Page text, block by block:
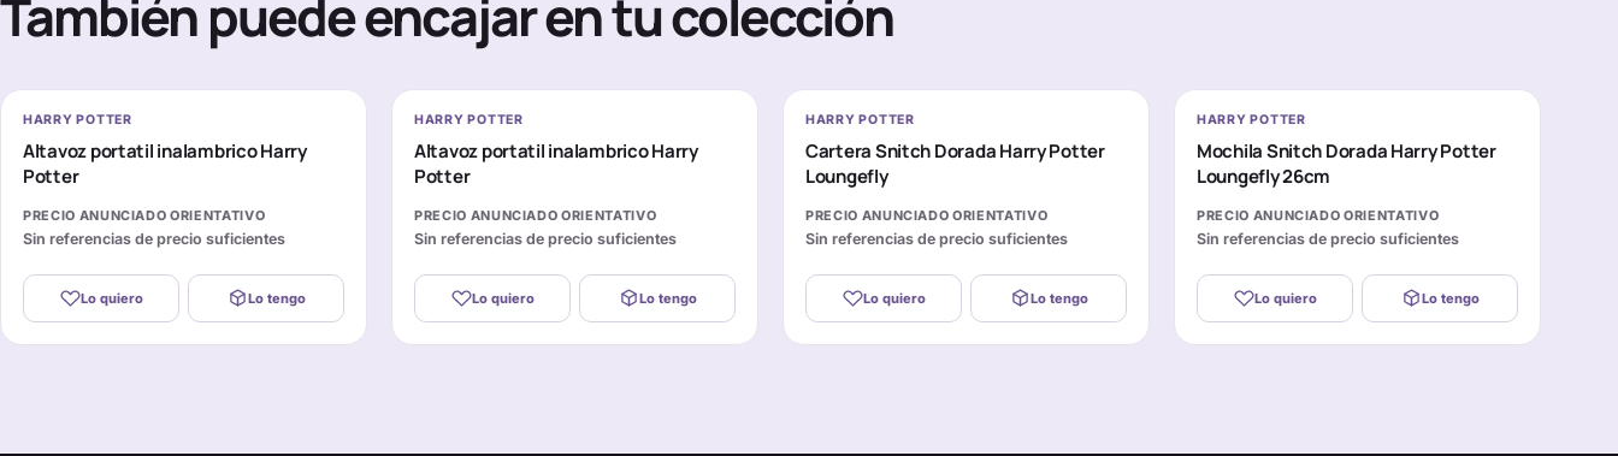
También puede encajar en tu colección
HARRY POTTER
Altavoz portatil inalambrico Harry
Potter
PRECIO ANUNCIADO ORIENTATIVO
Sin referencias de precio suficientes
Lo quiero Lo tengo
HARRY POTTER
Altavoz portatil inalambrico Harry
Potter
PRECIO ANUNCIADO ORIENTATIVO
Sin referencias de precio suficientes
Lo quiero Lo tengo
HARRY POTTER
Cartera Snitch Dorada Harry Potter
Loungefly
PRECIO ANUNCIADO ORIENTATIVO
Sin referencias de precio suficientes
Lo quiero Lo tengo
HARRY POTTER
Mochila Snitch Dorada Harry Potter
Loungefly 26cm
PRECIO ANUNCIADO ORIENTATIVO
Sin referencias de precio suficientes
Lo quiero Lo tengo